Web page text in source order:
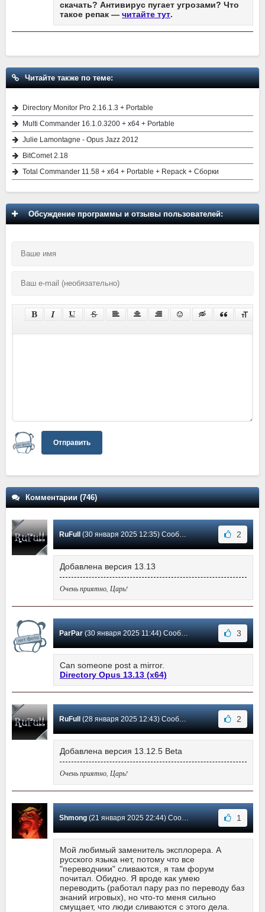
скачать? Антивирус пугает угрозами? Что
такое репак — читайте тут.
Читайте также по теме:
Directory Monitor Pro 2.16.1.3 + Portable
Multi Commander 16.1.0.3200 + x64 + Portable
Julie Lamontagne - Opus Jazz 2012
BitComet 2.18
Total Commander 11.58 + x64 + Portable + Repack + Сборки
Обсуждение программы и отзывы пользователей:
Отправить
Комментарии (746)
RuFull(30 января 2025 12:35) Сообщение #493 2
Добавлена версия 13.13
Очень приятно, Царь!
ParPar(30 января 2025 11:44) Сообщение #492 3
Can someone post a mirror.
Directory Opus 13.13 (x64)
RuFull(28 января 2025 12:43) Сообщение #491 2
Добавлена версия 13.12.5 Beta
Очень приятно, Царь!
Shmong(21 января 2025 22:44) Сообщение #490 1
Мой любимый заменитель эксплорера. А
русского языка нет, потому что все
"переводчики" сливаются, я там форум
почитал. Обидно. Я вроде как умею
переводить (работал пару раз по переводу баз
знаний игровых), но что-то меня сильно
смущает, что люди сливаются с этого дела.